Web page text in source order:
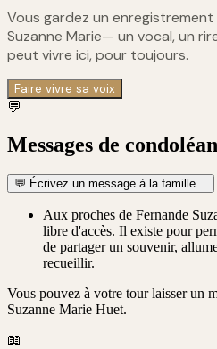
Vous gardez un enregistrement
Suzanne Marie— un vocal, un
peut vivre ici, pour toujours.
Faire vivre sa voix
💬
Messages de
💬 Écrivez un message à la famille…
Aux proches de Fernande
libre d'accès. Il existe pour
de partager un souvenir,
recueillir.
Vous pouvez à votre tour laisser un
Suzanne Marie Huet.
📖